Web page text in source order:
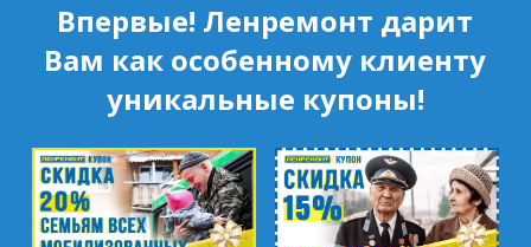
Впервые! Ленремонт дарит
Вам как особенному клиенту
уникальные купоны!